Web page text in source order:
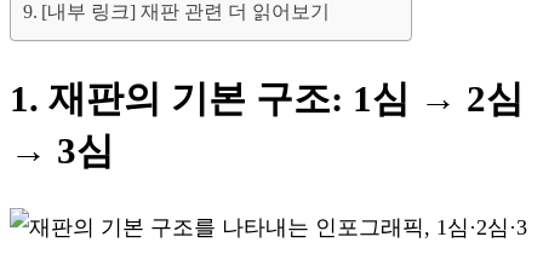
[내부 링크] 재판 관련 더 읽어보기
1. 재판의 기본 구조: 1심 → 2심
→ 3심